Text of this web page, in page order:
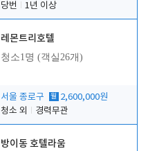
당번
1년 이상
레몬트리호텔
청소1명 (객실26개)
서울 종로구 월 2,600,000원
청소 외
경력무관
방이동 호텔라움